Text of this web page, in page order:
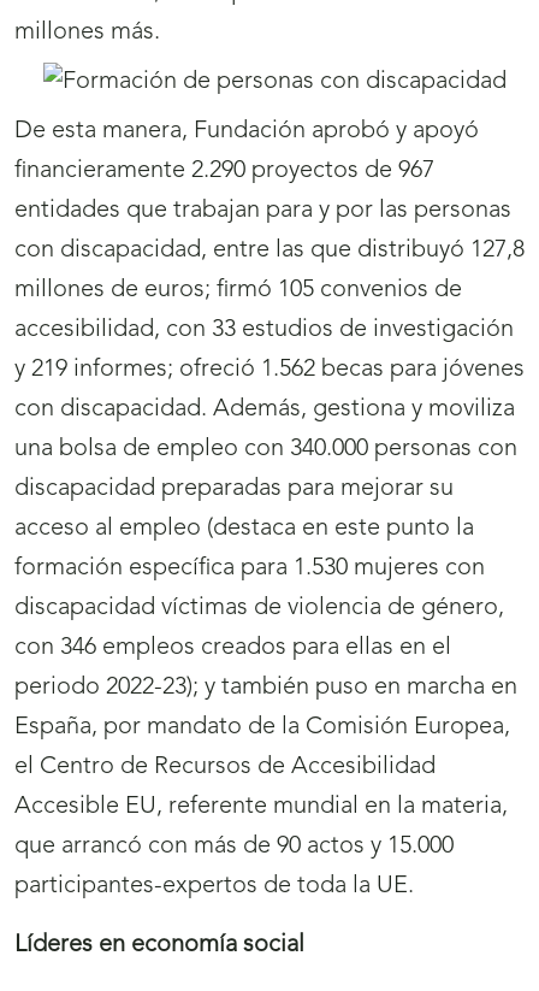
millones más.
De esta manera, Fundación aprobó y apoyó
financieramente 2.290 proyectos de 967
entidades que trabajan para y por las personas
con discapacidad, entre las que distribuyó 127,8
millones de euros; firmó 105 convenios de
accesibilidad, con 33 estudios de investigación
y 219 informes; ofreció 1.562 becas para jóvenes
con discapacidad. Además, gestiona y moviliza
una bolsa de empleo con 340.000 personas con
discapacidad preparadas para mejorar su
acceso al empleo (destaca en este punto la
formación específica para 1.530 mujeres con
discapacidad víctimas de violencia de género,
con 346 empleos creados para ellas en el
periodo 2022-23); y también puso en marcha en
España, por mandato de la Comisión Europea,
el Centro de Recursos de Accesibilidad
Accesible EU, referente mundial en la materia,
que arrancó con más de 90 actos y 15.000
participantes-expertos de toda la UE.
Líderes en economía social